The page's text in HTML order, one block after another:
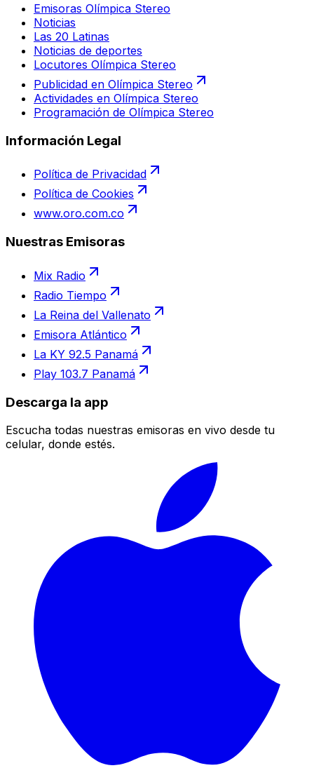
Emisoras Olímpica Stereo
Noticias
Las 20 Latinas
Noticias de deportes
Locutores Olímpica Stereo
Publicidad en Olímpica Stereo
Actividades en Olímpica Stereo
Programación de Olímpica Stereo
Información Legal
Política de Privacidad
Política de Cookies
www.oro.com.co
Nuestras Emisoras
Mix Radio
Radio Tiempo
La Reina del Vallenato
Emisora Atlántico
La KY 92.5 Panamá
Play 103.7 Panamá
Descarga la app
Escucha todas nuestras emisoras en vivo desde tu
celular, donde estés.